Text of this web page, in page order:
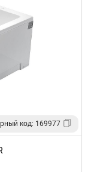
код: 169977